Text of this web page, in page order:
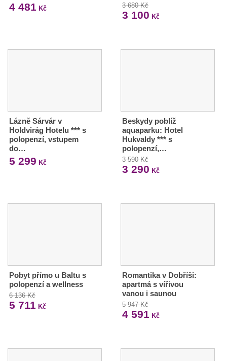
4 481 Kč 3 680 Kč
3 100 Kč
Lázně Sárvár v
Holdvirág Hotelu *** s
polopenzí, vstupem
do…
5 299 Kč
Beskydy poblíž
aquaparku: Hotel
Hukvaldy *** s
polopenzí,…
3 590 Kč
3 290 Kč
Pobyt přímo u Baltu s
polopenzí a wellness
6 136 Kč
5 711 Kč
Romantika v Dobříši:
apartmá s vířivou
vanou i saunou
5 947 Kč
4 591 Kč